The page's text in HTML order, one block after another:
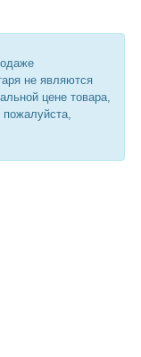
не являются
цене товара,
пожалуйста,